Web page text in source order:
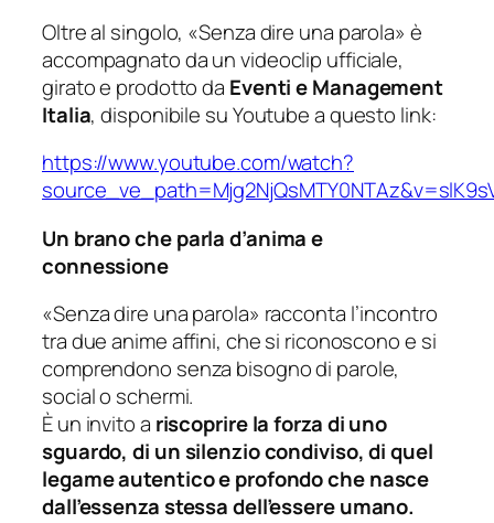
Oltre al singolo, «Senza dire una parola» è
accompagnato da un videoclip ufficiale,
girato e prodotto da Eventi e Management
Italia, disponibile su Youtube a questo link:
https://www.youtube.com/watch?
Un brano che parla d’anima e
connessione
«Senza dire una parola» racconta l’incontro
tra due anime affini, che si riconoscono e si
comprendono senza bisogno di parole,
social o schermi.
È un invito a riscoprire la forza di uno
sguardo, di un silenzio condiviso, di quel
legame autentico e profondo che nasce
dall’essenza stessa dell’essere umano.